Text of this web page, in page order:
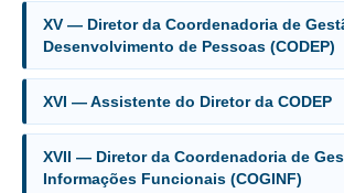
Denúncia Assédio Moral ou Sexual
Denúncia Assédio Eleitoral
Denúncia Atos de Corrupção
XV — Diretor da Coordenadoria de
Desenvolvimento de Pessoas (CODEP)
XVI — Assistente do Diretor da CODEP
XVII — Diretor da Coordenadoria de
Informações Funcionais (COGINF)